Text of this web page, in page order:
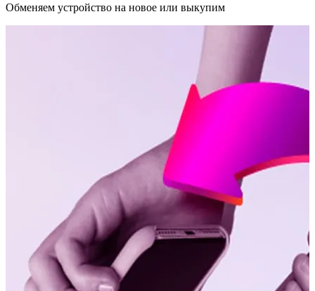
Обменяем устройство на новое или выкупим